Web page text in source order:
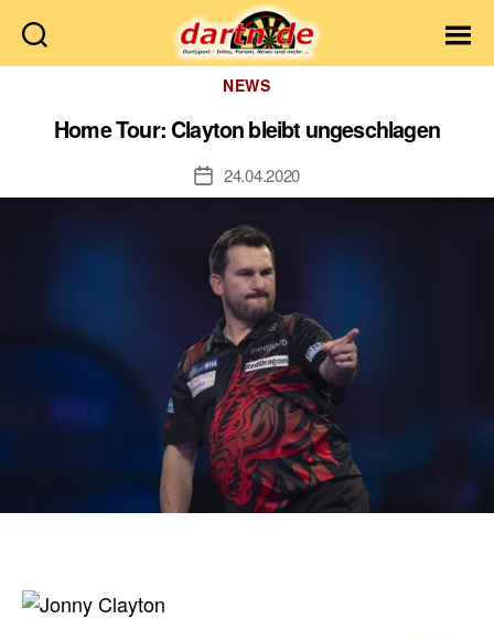
Dartn.de
Kategorien
NEWS
Home Tour: Clayton bleibt ungeschlagen
Veröffentlichungsdatum
24.04.2020